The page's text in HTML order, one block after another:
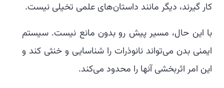
کار گیرند، دیگر مانند داستان‌های علمی تخیلی نیست.
با این حال، مسیر پیش رو بدون مانع نیست. سیستم
ایمنی بدن می‌تواند نانوذرات را شناسایی و خنثی کند و
این امر اثربخشی آنها را محدود می‌کند.